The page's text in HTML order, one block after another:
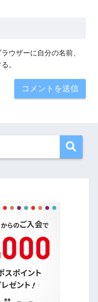
ウザーに自分の名前、
。